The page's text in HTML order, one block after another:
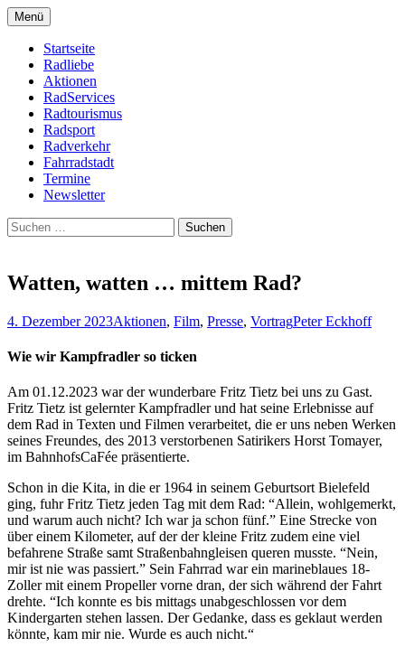
Zum
Inhalt
springen
Buchholz fährt Rad e.V.
Menü
Startseite
Radliebe
Aktionen
RadServices
Radtourismus
Radsport
Radverkehr
Fahrradstadt
Termine
Newsletter
Suchen
nach:
Watten, watten … mittem Rad?
4. Dezember 2023Aktionen, Film, Presse, VortragPeter Eckhoff
Wie wir Kampfradler so ticken
Am 01.12.2023 war der wunderbare Fritz Tietz bei uns zu Gast.
Fritz Tietz ist gelernter Kampfradler und hat seine Erlebnisse auf
dem Rad in Texten und Filmen verarbeitet, die er uns neben Werken
seines Freundes, des 2013 verstorbenen Satirikers Horst Tomayer,
im BahnhofsCaFée präsentierte.
Schon in die Kita, in die er 1964 in seinem Geburtsort Bielefeld
ging, fuhr Fritz Tietz jeden Tag mit dem Rad: “Allein, wohlgemerkt,
und warum auch nicht? Ich war ja schon fünf.” Eine Strecke von
über einem Kilometer, auf der der kleine Fritz zudem eine viel
befahrene Straße samt Straßenbahngleisen queren musste. “Nein,
mir ist nie was passiert.” Sein Fahrrad war ein marineblaues 18-
Zoller mit einem Propeller vorne dran, der sich während der Fahrt
drehte. “Ich konnte es bis mittags unabgeschlossen vor dem
Kindergarten stehen lassen. Der Gedanke, dass es geklaut werden
könnte, kam mir nie. Wurde es auch nicht.“